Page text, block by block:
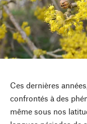
Ces dernières
confrontés à des
même sous nos